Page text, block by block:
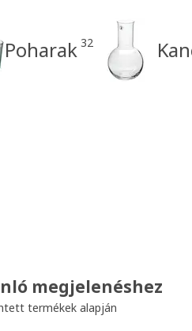
Poharak 32
megjelenéshez
termékek alapján